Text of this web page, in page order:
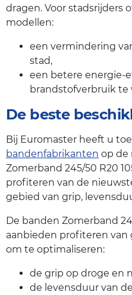
dragen. Voor stadsrijders
modellen:
een vermindering
stad,
een betere energie-
brandstofverbruik te
De beste
Bij Euromaster heeft u
bandenfabrikanten op de
Zomerband 245/50 R20
profiteren van de
gebied van grip,
De banden Zomerband
aanbieden profiteren van
om te optimaliseren:
de grip op droge en
de levensduur van